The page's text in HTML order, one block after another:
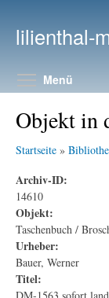
lilienthal-
Menü
Objekt in
Startseite »
Archiv-ID:
14610
Objekt:
Taschenbuch /
Urheber:
Bauer, Werner
Titel: